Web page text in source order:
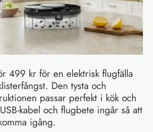
499 kr för en elektrisk flugfälla
Den tysta och
passar perfekt i kök och
kabel och flugbete ingår så att
igång.